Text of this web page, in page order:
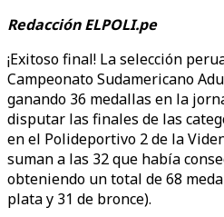
Redacción ELPOLI.pe
¡Exitoso final! La selección
Campeonato Sudamericano
ganando 36 medallas en la
disputar las finales de las
en el Polideportivo 2 de la
suman a las 32 que había
obteniendo un total de 68
plata y 31 de bronce).